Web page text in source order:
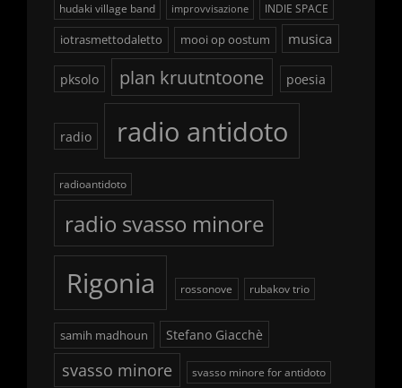
hudaki village band improvvisazione INDIE SPACE
iotrasmettodaletto mooi op oostum musica
pksolo plan kruutntoone poesia
radio radio antidoto
radioantidoto
radio svasso minore
Rigonia rossonove rubakov trio
samih madhoun Stefano Giacchè
svasso minore svasso minore for antidoto